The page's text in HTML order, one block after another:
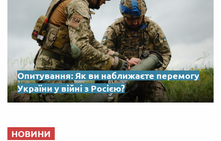
Опитування: Як ви наближаєте перемогу
України у війні з Росією?
НОВИНИ